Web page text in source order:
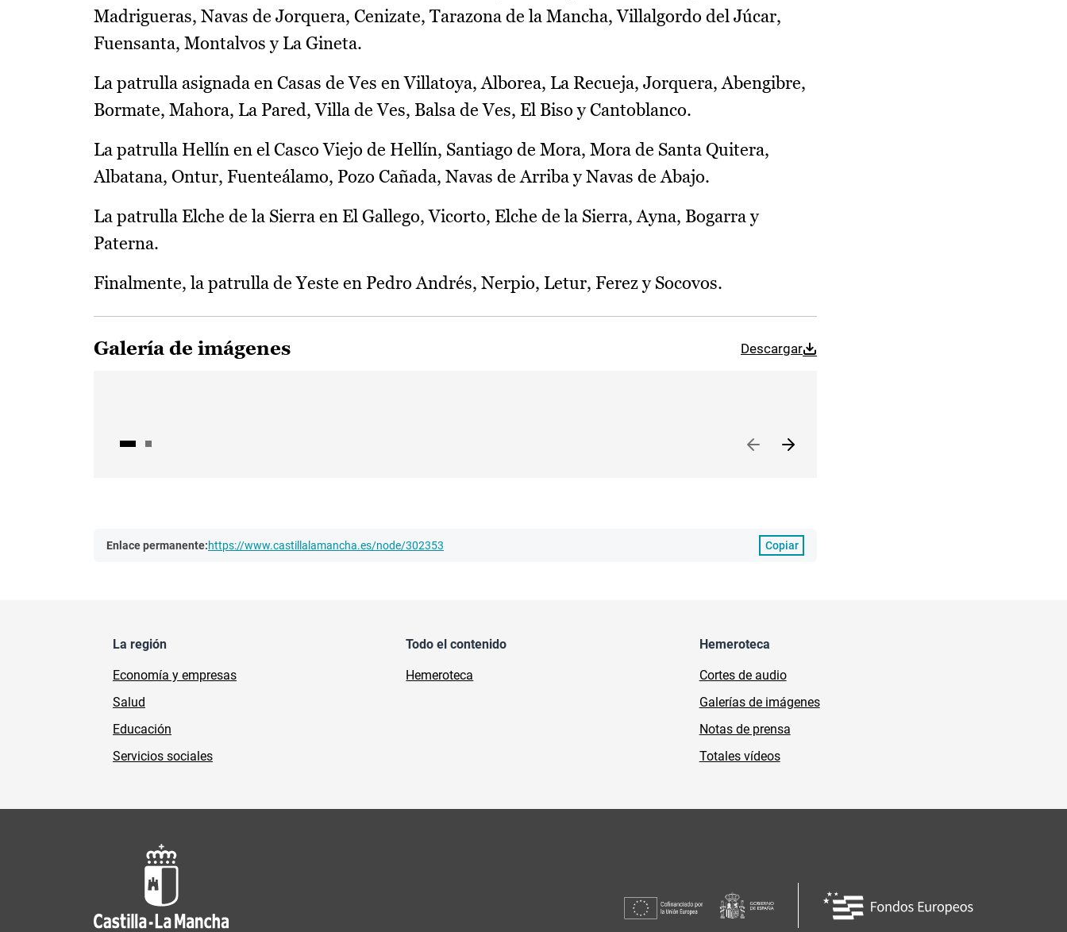
Madrigueras, Navas de Jorquera, Cenizate, Tarazona de la Mancha, Villalgordo del Júcar,
Fuensanta, Montalvos y La Gineta.
La patrulla asignada en Casas de Ves en Villatoya, Alborea, La Recueja, Jorquera, Abengibre,
Bormate, Mahora, La Pared, Villa de Ves, Balsa de Ves, El Biso y Cantoblanco.
La patrulla Hellín en el Casco Viejo de Hellín, Santiago de Mora, Mora de Santa Quitera,
Albatana, Ontur, Fuenteálamo, Pozo Cañada, Navas de Arriba y Navas de Abajo.
La patrulla Elche de la Sierra en El Gallego, Vicorto, Elche de la Sierra, Ayna, Bogarra y
Paterna.
Finalmente, la patrulla de Yeste en Pedro Andrés, Nerpio, Letur, Ferez y Socovos.
Galería de imágenes Descargar
Enlace permanente:https://www.castillalamancha.es/node/302353 Copiar
La región
Economía y empresas
Salud
Educación
Servicios sociales
Todo el contenido
Hemeroteca
Hemeroteca
Cortes de audio
Galerías de imágenes
Notas de prensa
Totales vídeos